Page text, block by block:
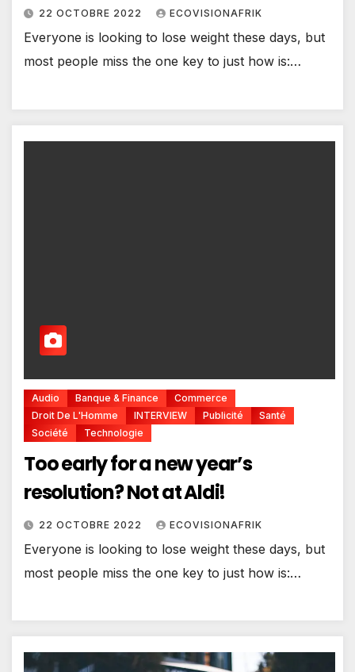
22 OCTOBRE 2022 ECOVISIONAFRIK
Everyone is looking to lose weight these days, but
most people miss the one key to just how is:…
Audio Banque & Finance
Commerce
Droit De L'Homme
INTERVIEW Publicité
Santé
Société
Technologie
Too early for a new year’s
resolution? Not at Aldi!
22 OCTOBRE 2022 ECOVISIONAFRIK
Everyone is looking to lose weight these days, but
most people miss the one key to just how is:…